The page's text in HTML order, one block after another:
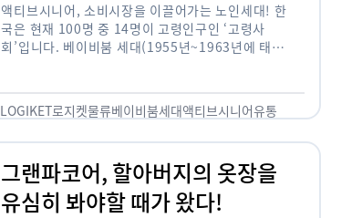
액티브시니어, 소비시장을 이끌어가는 노인세대! 한
국은 현재 100명 중 14명이 고령인구인 ‘고령사
회’입니다. 베이비붐 세대(1955년~1963년에 태어
오고 있습니다. 하지만 사회가 늙어가는 …
LOGIKET로지켓물류베이비붐세대액티브시니어유통
그랜파코어, 할아버지의 옷장을
유심히 봐야할 때가 왔다!